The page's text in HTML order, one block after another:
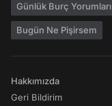
Günlük Burç Yorumları
Bugün Ne Pişirsem
Hakkımızda
Geri Bildirim